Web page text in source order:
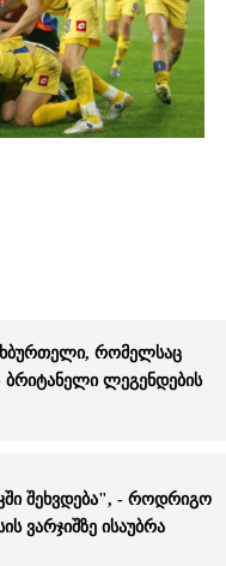
რომელსაც
ბრიტანელი ლეგენდების
შეხვდება", - როდრიგო
ვარჯიშზე ისაუბრა